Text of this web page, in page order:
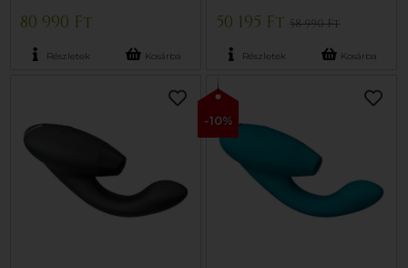
80 990 Ft
Részletek Kosárba
50 195 Ft58 990 Ft
Részletek Kosárba
-10%